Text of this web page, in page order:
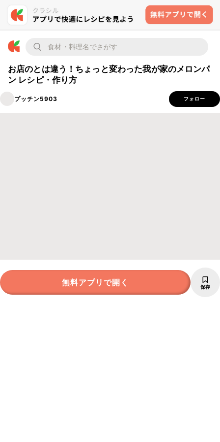
お店のとは違う！ちょっと変わった我が家のメロンパ
ン レシピ・作り方
プッチン5903 フォロー
無料アプリで開く 保存